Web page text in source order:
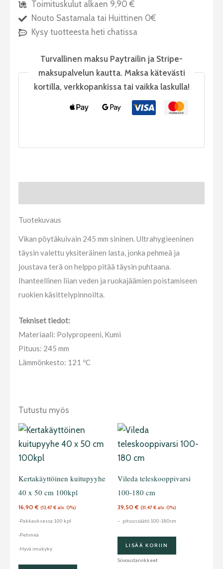
Toimituskulut alkaen 9,90 €
Nouto Sastamala tai Huittinen 0€
Kysy tuotteesta heti chatissa
Turvallinen maksu Paytrailin ja Stripe-
maksupalvelun kautta. Maksa kätevästi
kortilla, verkkopankissa tai vaikka laskulla!
Tuotekuvaus
Vikan pöytäkuivain 245 mm sininen. Ultrahygieeninen
täysin valettu yksiteräinen lasta, jonka pehmeä ja
joustava terä on helppo pitää täysin puhtaana.
Ihanteellinen liian veden ja ruokajäämien poistamiseen
ruokien käsittelypinnoilta.
Tekniset tiedot:
Materiaali: Polypropeeni, Kumi
Pituus: 245 mm
Lämmönkesto: 121 ºC
Tutustu myös
Kertakäyttöinen kuitupyyhe
40 x 50 cm 100kpl
16,90€ (13,47€ alv. 0%)
-Pakkauksessa 100 kpl
-Pehmeä
-Hyvä imukyky
Vileda teleskooppivarsi
100-180 cm
39,50€ (31,47€ alv. 0%)
– pituussäätö 100-180cm
LISÄÄ KORIIN
Siivoustarvikkeet